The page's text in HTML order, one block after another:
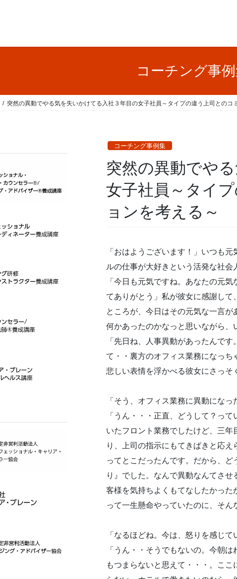
コーチング事
突然の異動でやる気を失いかけてる入社３年目の女子社員～タイプの違う上司とのコ
コーチング事例集
突然の異動でや
女子社員～タイ
ョンを考える～
「おはようございます！」いつも
ルの仕事が大好きという活発な社会
「今日も元気ですね。あなたの元
てありがとう」私が彼女に感謝して
ところが、今日はその元気な一言が
何かあったのかなっと思いながら、
「先日ね、人事異動があったんで
て・・裏方のオフィス業務になっち
悲しい表情を浮かべる彼女にさっそ
「そう、オフィス業務に異動にな
「うん・・・正直、どうして？っ
いたフロント業務でしたけど、三
り、上司の指示にもてきぱきと応
ってとこだったんです。だから、
り』でした。なんで異動なんてさ
客様を気持ちよくもてなしたかっ
って一生懸命やっていたのに、そん
「なるほどね。今は、怒りを感じて
「うん・・そうでもないの。今朝
もつまらないと思えて・・・。こ